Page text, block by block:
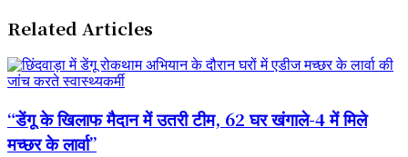
आगाज़,
विधायक
ने
वितरित
की
पहुंचीं
कलेक्टर,
खुद
किया
हर
का
निरीक्षण
Related Articles
“डेंगू के खिलाफ मैदान में उतरी टीम, 62 घर खंगाले-4 में मिले
मच्छर के लार्वा”